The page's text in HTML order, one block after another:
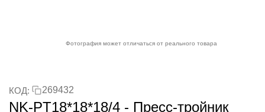
Фотография может отличаться от реального товара
КОД: 269432
NK-PT18*18*18/4 - Пресс-тройник